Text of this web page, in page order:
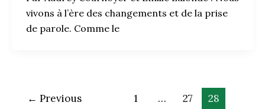
vivons à l’ère des changements et de la prise
de parole. Comme le
← Previous 1 … 27 28